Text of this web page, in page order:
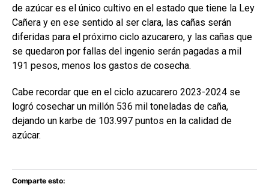
de azúcar es el único cultivo en el estado que tiene la Ley
Cañera y en ese sentido al ser clara, las cañas serán
diferidas para el próximo ciclo azucarero, y las cañas que
se quedaron por fallas del ingenio serán pagadas a mil
191 pesos, menos los gastos de cosecha.
Cabe recordar que en el ciclo azucarero 2023-2024 se
logró cosechar un millón 536 mil toneladas de caña,
dejando un karbe de 103.997 puntos en la calidad de
azúcar.
Comparte esto: